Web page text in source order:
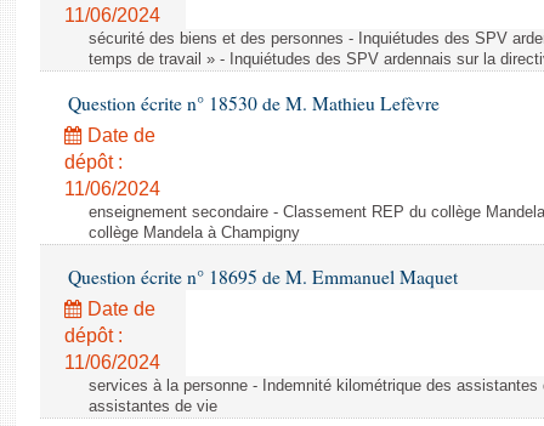
11/06/2024
sécurité des biens et des personnes - Inquiétudes des SPV
temps de travail » - Inquiétudes des SPV ardennais sur la
Question écrite n° 18530 de M. Mathieu Lefèvre
Date de
dépôt :
11/06/2024
enseignement secondaire - Classement REP du collège
collège Mandela à Champigny
Question écrite n° 18695 de M. Emmanuel Maquet
Date de
dépôt :
11/06/2024
services à la personne - Indemnité kilométrique des
assistantes de vie